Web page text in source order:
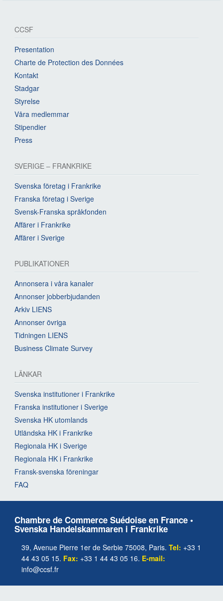
CCSF
Presentation
Charte de Protection des Données
Kontakt
Stadgar
Styrelse
Våra medlemmar
Stipendier
Press
SVERIGE – FRANKRIKE
Svenska företag i Frankrike
Franska företag i Sverige
Svensk-Franska språkfonden
Affärer i Frankrike
Affärer i Sverige
PUBLIKATIONER
Annonsera i våra kanaler
Annonser jobberbjudanden
Arkiv LIENS
Annonser övriga
Tidningen LIENS
Business Climate Survey
LÄNKAR
Svenska institutioner i Frankrike
Franska institutioner i Sverige
Svenska HK utomlands
Utländska HK i Frankrike
Regionala HK i Sverige
Regionala HK i Frankrike
Fransk-svenska föreningar
FAQ
Chambre de Commerce Suédoise en France •
Svenska Handelskammaren i Frankrike
39, Avenue Pierre 1er de Serbie 75008, Paris. Tel: +33 1
44 43 05 15. Fax: +33 1 44 43 05 16. E-mail:
info@ccsf.fr